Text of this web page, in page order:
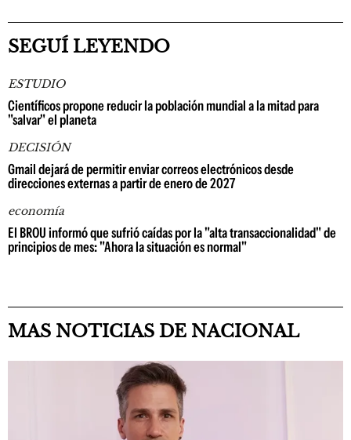
SEGUÍ LEYENDO
ESTUDIO
Científicos propone reducir la población mundial a la mitad para
"salvar" el planeta
DECISIÓN
Gmail dejará de permitir enviar correos electrónicos desde
direcciones externas a partir de enero de 2027
economía
El BROU informó que sufrió caídas por la "alta transaccionalidad" de
principios de mes: "Ahora la situación es normal"
MAS NOTICIAS DE NACIONAL